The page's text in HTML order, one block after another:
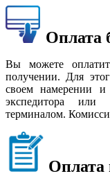
Оплата
Вы можете
получении. Для
своем намерении
экспедитора
терминалом.
Оплата